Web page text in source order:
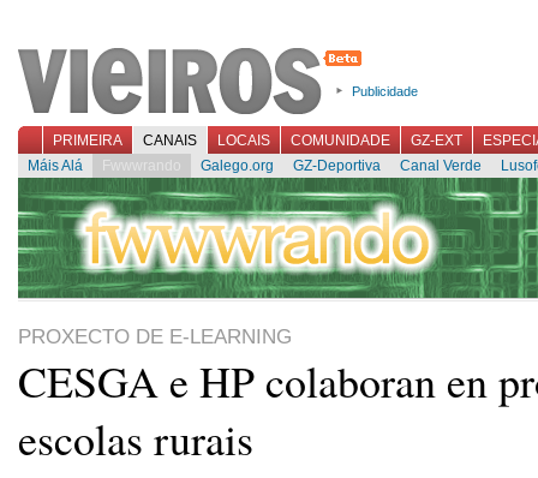
Publicidade
PRIMEIRA CANAIS LOCAIS COMUNIDADE GZ-EXT
Máis Alá
Fwwwrando Galego.org GZ-Deportiva Canal Verde
PROXECTO DE E-LEARNING
CESGA e HP colaboran en
escolas rurais